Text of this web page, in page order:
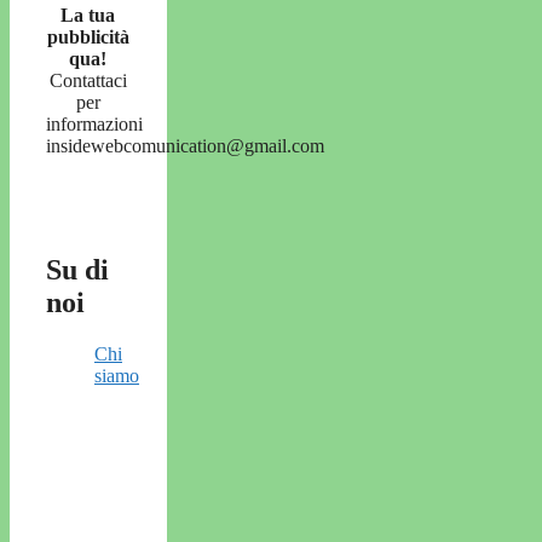
La tua
pubblicità
qua!
Contattaci
per
informazioni
insidewebcomunication@gmail.com
Su di
noi
Chi
siamo